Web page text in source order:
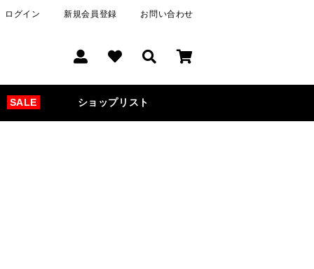
ログイン 新規会員登録 お問い合わせ
SALE ショップリスト